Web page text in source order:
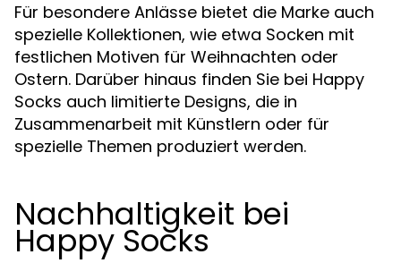
Für besondere Anlässe bietet die Marke auch
spezielle Kollektionen, wie etwa Socken mit
festlichen Motiven für Weihnachten oder
Ostern. Darüber hinaus finden Sie bei Happy
Socks auch limitierte Designs, die in
Zusammenarbeit mit Künstlern oder für
spezielle Themen produziert werden.
Nachhaltigkeit bei
Happy Socks